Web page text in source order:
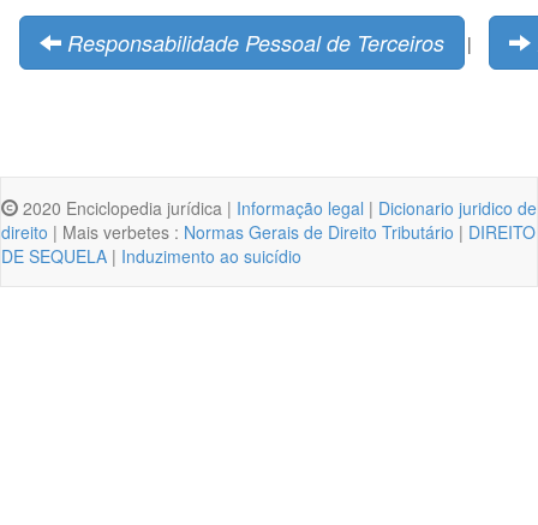
Responsabilidade Pessoal de Terceiros |
2020 Enciclopedia jurídica | Informação legal | Dicionario juridico de
direito | Mais verbetes : Normas Gerais de Direito Tributário | DIREITO
DE SEQUELA | Induzimento ao suicídio